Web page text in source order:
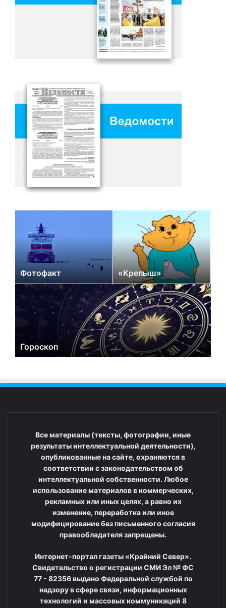
Фотофакт «Крепыш»
Гороскоп
Все материалы (тексты, фотографии, иные
результаты интеллектуальной деятельности),
опубликованные на сайте, охраняются в
соответствии с законодательством об
интеллектуальной собственности. Любое
использование материалов в коммерческих,
рекламных или иных целях, а равно их
изменение, переработка или иное
модифицирование без письменного согласия
правообладателя запрещены.
Интернет-портал газеты «Крайний Север».
Свидетельство о регистрации СМИ Эл № ФС
77 - 82356 выдано Федеральной службой по
надзору в сфере связи, информационных
технологий и массовых коммуникаций 8